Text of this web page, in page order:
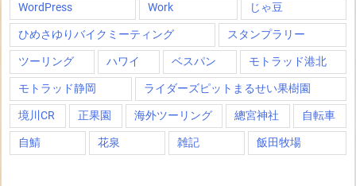
WordPress Work じゃ豆
ひめさゆりバイクミーティング スタンプラリー
ツーリング ハワイ ベスパン モトラッド港北
モトラッド静岡 ライダーズピットまるせい果樹園
境川CR 正果園 海外ツーリング 總宮神社 自転車
自鯖 花泉 雑記 飯田牧場